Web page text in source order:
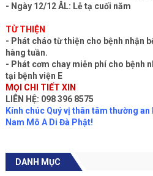
- Ngày 12/12 ÂL: Lễ tạ cuối năm
TỪ THIỆN
- Phát cháo từ thiện cho bệnh nhận
hàng tuần.
- Phát cơm chay miễn phí cho bệnh
tại bệnh viện E
MỌI CHI TIẾT XIN
LIÊN HỆ: 098 396 8575
Kính chúc Quý vị thân tâm thường
Nam Mô A Di Đà Phật!
DANH MỤC